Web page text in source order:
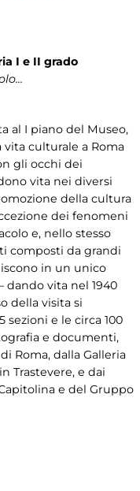
I e II grado
al I piano del Museo,
culturale a Roma
gli occhi dei
vita nei diversi
della cultura
dei fenomeni
e, nello stesso
composti da grandi
in un unico
dando vita nel 1940
della visita si
e le circa 100
e documenti,
Roma, dalla Galleria
Trastevere, e dai
e del Gruppo